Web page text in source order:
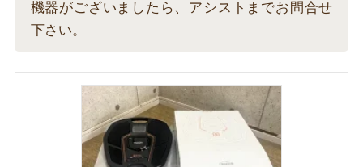
機器がございましたら、アシストまでお問合せ
下さい。